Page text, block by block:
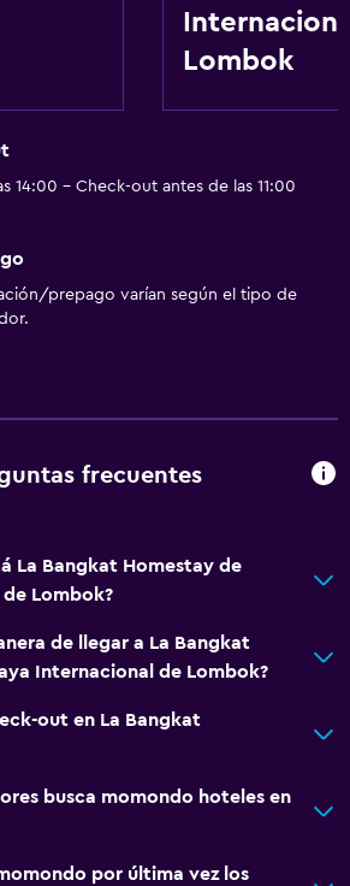
Lombok
14:00 - Check-out antes de las 11:00
prepago varían según el tipo de
frecuentes
La Bangkat Homestay de
Lombok?
de llegar a La Bangkat
Internacional de Lombok?
out en La Bangkat
busca momondo hoteles en
por última vez los